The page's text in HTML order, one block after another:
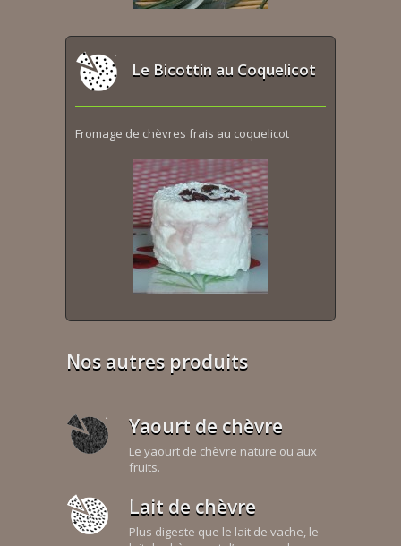
Le Bicottin au Coquelicot
Fromage de chèvres frais au coquelicot
Nos autres produits
Yaourt de chèvre
Le yaourt de chèvre nature ou aux
fruits.
Lait de chèvre
Plus digeste que le lait de vache, le